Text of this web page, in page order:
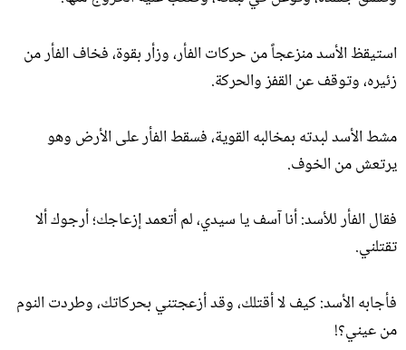
استيقظ الأسد منزعجاً من حركات الفأر، وزأر بقوة، فخاف الفأر من
زئيره، وتوقف عن القفز والحركة.
مشط الأسد لبدته بمخالبه القوية، فسقط الفأر على الأرض وهو
يرتعش من الخوف.
فقال الفأر للأسد: أنا آسف يا سيدي، لم أتعمد إزعاجك؛ أرجوك ألا
تقتلني.
فأجابه الأسد: كيف لا أقتلك، وقد أزعجتني بحركاتك، وطردت النوم
من عيني؟!